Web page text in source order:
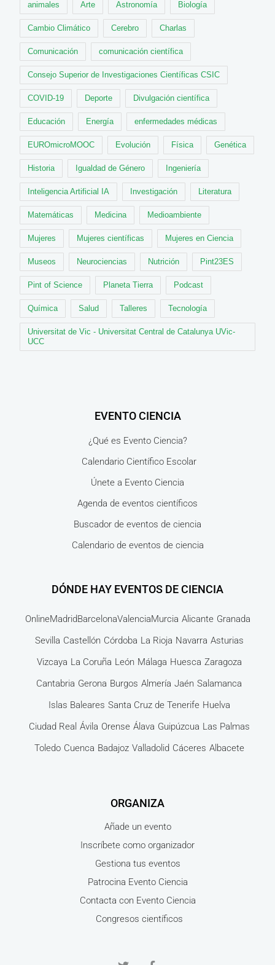
animales Arte Astronomía Biología
Cambio Climático Cerebro Charlas
Comunicación comunicación científica
Consejo Superior de Investigaciones Científicas CSIC
COVID-19 Deporte Divulgación científica
Educación Energía enfermedades médicas
EUROmicroMOOC Evolución Física Genética
Historia Igualdad de Género Ingeniería
Inteligencia Artificial IA Investigación Literatura
Matemáticas Medicina Medioambiente
Mujeres Mujeres científicas Mujeres en Ciencia
Museos Neurociencias Nutrición Pint23ES
Pint of Science Planeta Tierra Podcast
Química Salud Talleres Tecnología
Universitat de Vic - Universitat Central de Catalunya UVic-
UCC
EVENTO CIENCIA
¿Qué es Evento Ciencia?
Calendario Científico Escolar
Únete a Evento Ciencia
Agenda de eventos científicos
Buscador de eventos de ciencia
Calendario de eventos de ciencia
DÓNDE HAY EVENTOS DE CIENCIA
OnlineMadridBarcelonaValenciaMurcia Alicante Granada
Sevilla Castellón Córdoba La Rioja Navarra Asturias
Vizcaya La Coruña León Málaga Huesca Zaragoza
Cantabria Gerona Burgos Almería Jaén Salamanca
Islas Baleares Santa Cruz de Tenerife Huelva
Ciudad Real Ávila Orense Álava Guipúzcua Las Palmas
Toledo Cuenca Badajoz Valladolid Cáceres Albacete
ORGANIZA
Añade un evento
Inscríbete como organizador
Gestiona tus eventos
Patrocina Evento Ciencia
Contacta con Evento Ciencia
Congresos científicos